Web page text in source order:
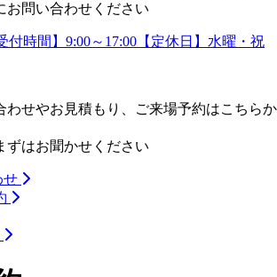
お問い合わせください
付時間】9:00～17:00【定休日】水曜・祝
わせやお見積もり、ご来場予約はこちらか
ずはお聞かせください
せ